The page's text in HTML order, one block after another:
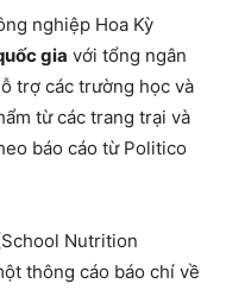
nghiệp Hoa Kỳ
gia với tổng ngân
trợ các trường học và
từ các trang trại và
báo cáo từ Politico
Nutrition
thông cáo báo chí về